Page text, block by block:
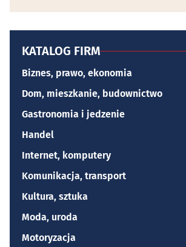
KATALOG FIRM
Biznes, prawo, ekonomia
Dom, mieszkanie, budownictwo
Gastronomia i jedzenie
Handel
Internet, komputery
Komunikacja, transport
Kultura, sztuka
Moda, uroda
Motoryzacja